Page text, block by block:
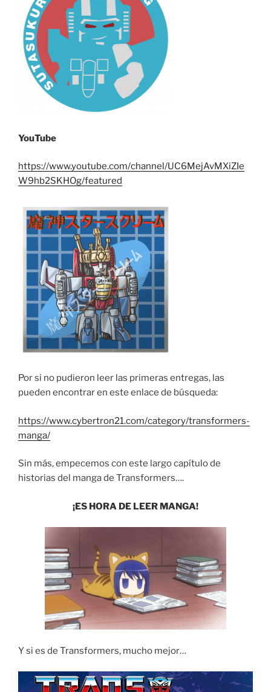
YouTube
https://www.youtube.com/channel/UC6MejAvMXiZIe
W9hb2SKHOg/featured
Por si no pudieron leer las primeras entregas, las
pueden encontrar en este enlace de búsqueda:
https://www.cybertron21.com/category/transformers-
manga/
Sin más, empecemos con este largo capítulo de
historias del manga de Transformers….
¡ES HORA DE LEER MANGA!
Y si es de Transformers, mucho mejor…